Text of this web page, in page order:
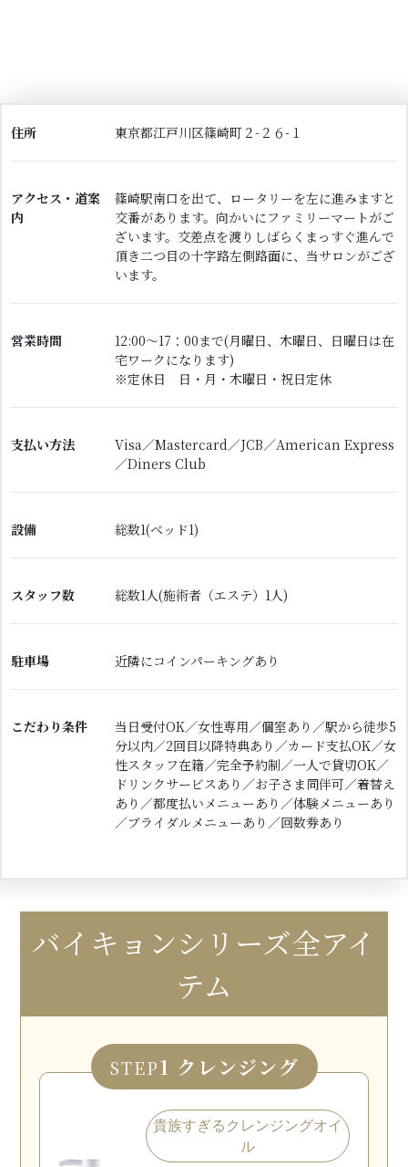
住所 東京都江戸川区篠崎町２-２６-１
アクセス・道案
内
篠崎駅南口を出て、ロータリーを左に進みますと
交番があります。向かいにファミリーマートがご
ざいます。交差点を渡りしばらくまっすぐ進んで
頂き二つ目の十字路左側路面に、当サロンがござ
います。
営業時間
12:00～17：00まで(月曜日、木曜日、日曜日は在
宅ワークになります)
※定休日 日・月・木曜日・祝日定休
支払い方法
Visa／Mastercard／JCB／American Express
／Diners Club
設備 総数1(ベッド1)
スタッフ数 総数1人(施術者（エステ）1人)
駐車場 近隣にコインパーキングあり
こだわり条件
当日受付OK／女性専用／個室あり／駅から徒歩5
分以内／2回目以降特典あり／カード支払OK／女
性スタッフ在籍／完全予約制／一人で貸切OK／
ドリンクサービスあり／お子さま同伴可／着替え
あり／都度払いメニューあり／体験メニューあり
／ブライダルメニューあり／回数券あり
バイキョンシリーズ全アイ
テム
STEP1 クレンジング
貴族すぎるクレンジングオイ
ル